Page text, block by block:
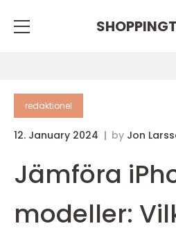
redaktionel
12. January 2024 by Jon
Jämföra
modeller: